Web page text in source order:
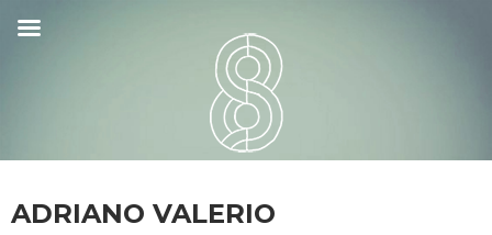
ADRIANO VALERIO